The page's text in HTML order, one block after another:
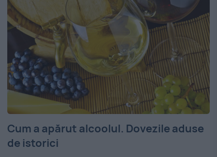
Cum a apărut alcoolul. Dovezile aduse
de istorici